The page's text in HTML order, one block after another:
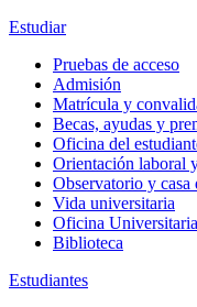
Estudiar
Pruebas de acceso
Admisión
Matrícula y
Becas, ayudas y
Oficina del
Orientación laboral
Observatorio y casa
Vida universitaria
Oficina
Biblioteca
Estudiantes